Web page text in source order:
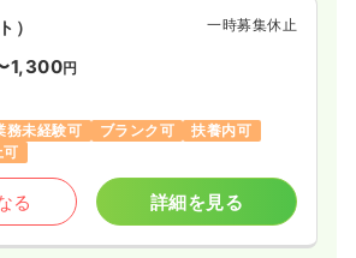
） 一時募集休止
1,300円
務未経験可 ブランク可
扶養内可
る 詳細を見る